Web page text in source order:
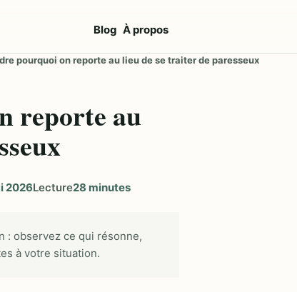
Blog À propos
pourquoi on reporte au lieu de se traiter de paresseux
reporte au
2026Lecture28 minutes
: observez ce qui résonne,
à votre situation.